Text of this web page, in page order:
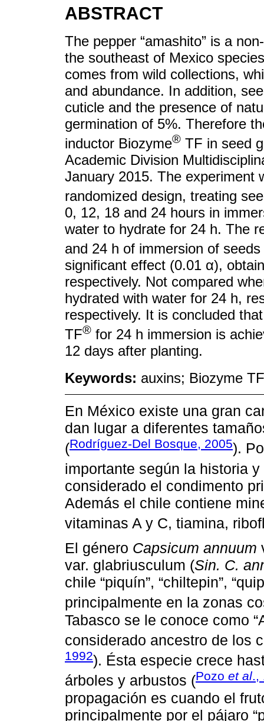
ABSTRACT
The pepper “amashito” is a
the southeast of Mexico
comes from wild collections,
and abundance. In addition,
cuticle and the presence of
germination of 5%. Therefore
inductor Biozyme® TF in seed
Academic Division
January 2015. The experiment
randomized design, treating
0, 12, 18 and 24 hours in
water to hydrate for 24 h. The
and 24 h of immersion of
significant effect (0.01 α),
respectively. Not compared
hydrated with water for 24 h,
respectively. It is concluded
TF® for 24 h immersion is
12 days after planting.
Keywords: auxins; Biozyme TF
En México existe una gran
dan lugar a diferentes
(Rodríguez-Del Bosque, 2005).
importante según la historia y
considerado el condimento
Además el chile contiene
vitaminas A y C, tiamina,
El género Capsicum annuum
var. glabriusculum (Sin. C.
chile “piquín”, “chiltepin”,
principalmente en la zonas
Tabasco se le conoce como
considerado ancestro de los
1992). Ésta especie crece
árboles y arbustos (Pozo et al.,
propagación es cuando el
principalmente por el pájaro